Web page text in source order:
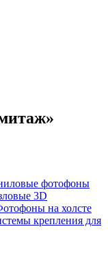
фотофоны
3D
на холсте
крепления для